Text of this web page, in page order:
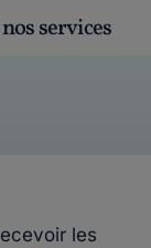
services
les